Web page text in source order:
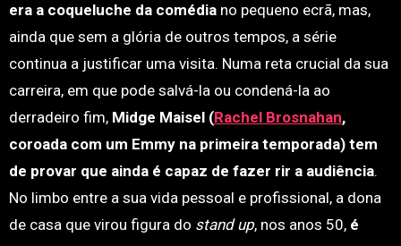
era a coqueluche da comédiano pequeno ecrã, mas,
ainda que sem a glória de outros tempos, a série
continua a justificar uma visita. Numa reta crucial da sua
carreira, em que pode salvá-la ou condená-la ao
derradeiro fim, Midge Maisel (Rachel Brosnahan,
coroada com um Emmy na primeira temporada) tem
de provar que ainda é capaz de fazer rir a audiência.
No limbo entre a sua vida pessoal e profissional, a dona
de casa que virou figura do stand up, nos anos 50, é